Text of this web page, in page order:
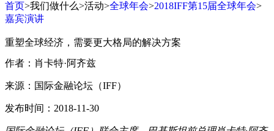
首页>我们做什么>活动>全球年会>2018IFF第15届全球年会>
嘉宾演讲
重塑全球经济，需要更大格局的解决方案
作者：肖卡特·阿齐兹
来源：国际金融论坛（IFF）
发布时间：2018-11-30